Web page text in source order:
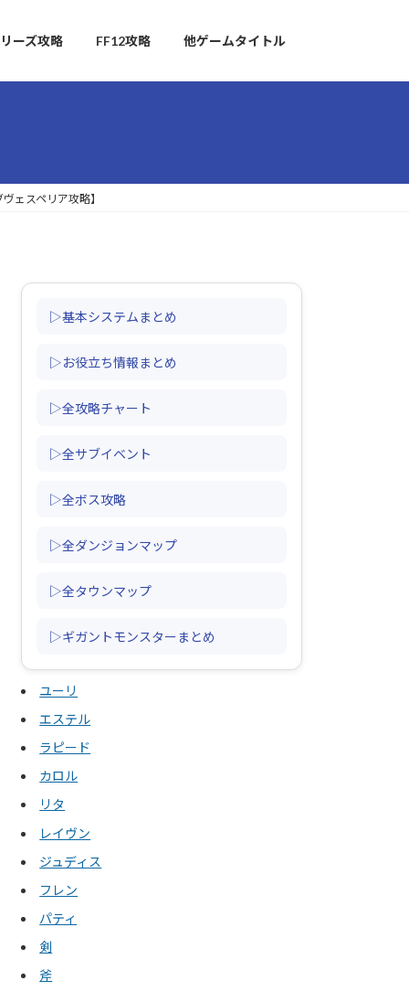
ーズ攻略 FF12攻略 他ゲームタイトル
ェスペリア攻略】
▷基本システムまとめ
▷お役立ち情報まとめ
▷全攻略チャート
▷全サブイベント
▷全ボス攻略
▷全ダンジョンマップ
▷全タウンマップ
▷ギガントモンスターまとめ
ユーリ
エステル
ラピード
カロル
リタ
レイヴン
ジュディス
フレン
パティ
剣
斧